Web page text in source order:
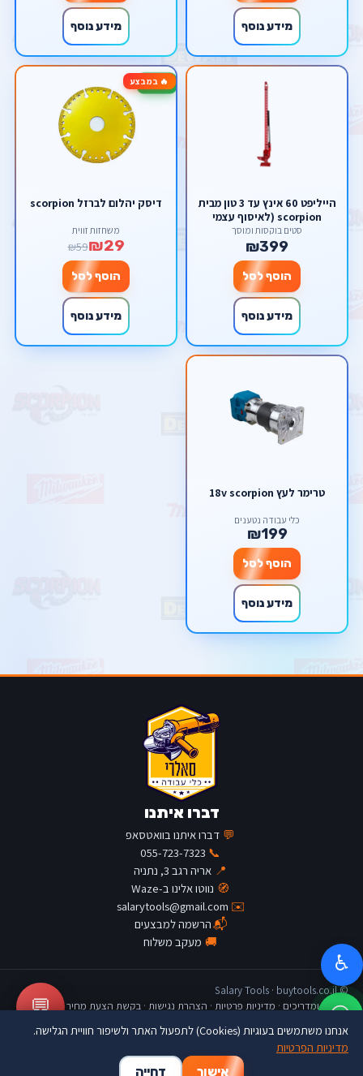
מידע נוסף מידע נוסף
הייליפט 60 אינץ עד 3 טון מבית
scorpion (לאיסוף עצמי
בלבד!)
סטים בוקסות ומוסך
₪399
הוסף לסל
מידע נוסף
🔥 במבצע-51%
דיסק יהלום לברזל scorpion
משחזות זווית
₪29
₪59
הוסף לסל
מידע נוסף
טרימר לעץ 18v scorpion
כלי עבודה נטענים
₪199
הוסף לסל
מידע נוסף
דברו איתנו
💬 דברו איתנו בוואטסאפ
📞
055-723-7323
📍 אריה רגב 3, נתניה
🧭 נווטו אלינו ב-Waze
✉️
salarytools@gmail.com
📬הרשמה למבצעים
🚚 מעקב משלוח
© Salary Tools · buytools.co.il
כתבות ומדריכים · מדיניות פרטיות · הצהרת נגישות · בקשת הצעת מחיר 💬
♿
🛒
אנחנו משתמשים בעוגיות (Cookies) לתפעול האתר ולשיפור חוויית הגלישה.
מדיניות הפרטיות
אישור
דחייה